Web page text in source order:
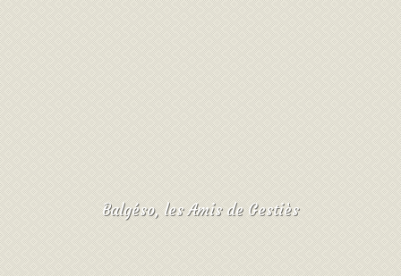
Balgéso, les Amis de Gestiès